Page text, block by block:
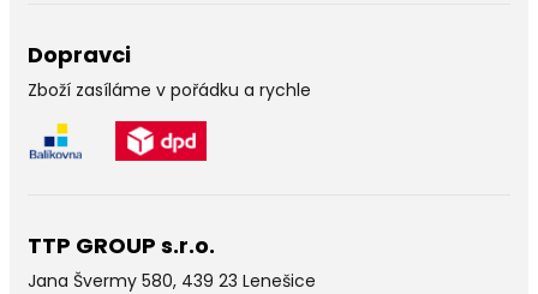
Dopravci
Zboží zasíláme v pořádku a rychle
TTP GROUP s.r.o.
Jana Švermy 580, 439 23 Lenešice